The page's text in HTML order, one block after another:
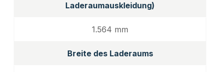
Laderaumauskleidung)
1.564 mm
Breite des Laderaums